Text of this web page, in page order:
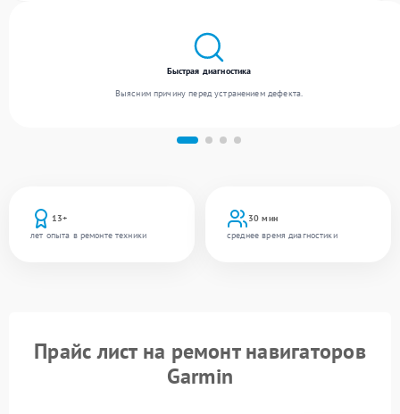
13+
лет опыта в ремонте техники
30 мин
среднее время диагностики
Быстрая диагностика
Выясним причину перед устранением дефекта.
Прайс лист на ремонт навигаторов
Garmin